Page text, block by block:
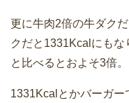
更に牛肉2倍の牛ダク
クだと1331Kcalにも
と比べるとおよそ3倍。
1331Kcalとかバーガー